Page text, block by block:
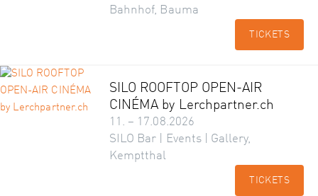
Bahnhof, Bauma
TICKETS
SILO ROOFTOP OPEN-AIR
CINÉMA by Lerchpartner.ch
11. – 17.08.2026
SILO Bar | Events | Gallery,
Kemptthal
TICKETS